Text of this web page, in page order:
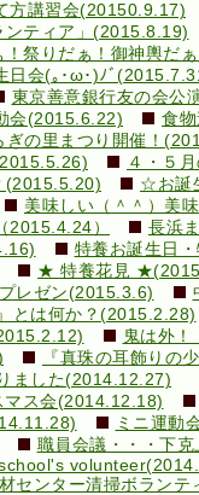
方講習会(20150.9.17)
ンティア」(2015.8.19)
！祭りだぁ！御神輿だ
日会(｡･ω･)ﾉﾞ
東京善意銀行友の会公
会(2015.6.22)
食
ぎの里まつり開催！
４・５
(2015.5.20)
☆お誕
美味しい（＾＾）美
2015.4.24）
長浜
特養お誕生日
★ 特養花見
レゼン(2015.3.6)
とは何か？(2015.2.28)
鬼は外
『真珠の耳飾りの
ました(2014.12.27)
マス会(2014.12.18)
ミニ運動
職員会議・・・下
センター清掃ボラン